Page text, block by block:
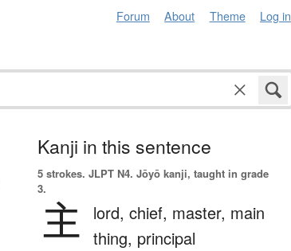
Forum About Theme Log in
Kanji in this sentence
5 strokes. JLPT N4. Jōyō kanji, taught in grade
3.
主 lord, chief, master, main
thing, principal